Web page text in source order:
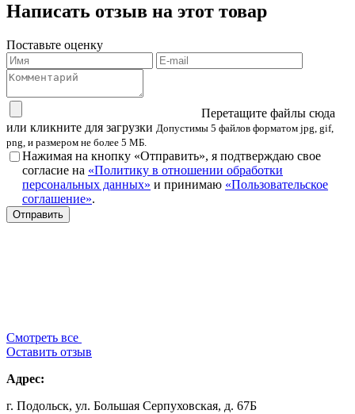
Написать отзыв на этот товар
Поставьте оценку
Перетащите файлы сюда
или кликните для загрузки Допустимы 5 файлов форматом jpg, gif,
png, и размером не более 5 МБ.
Нажимая на кнопку «Отправить», я подтверждаю свое
согласие на «Политику в отношении обработки
персональных данных» и принимаю «Пользовательское
соглашение».
Смотреть все
Оставить отзыв
Адрес:
г. Подольск, ул. Большая Серпуховская, д. 67Б